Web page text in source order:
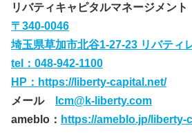
リバティキャピタルマネージメント
〒340-0046
埼玉県草加市北谷1-27-23 リバティ
tel： 048-942-1100
HP： https://liberty-capital.net/
メール
lcm@k-liberty.com
ameblo： https://ameblo.jp/liberty-